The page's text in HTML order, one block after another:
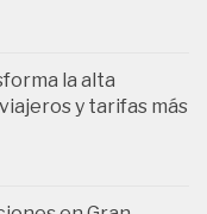
la alta
y tarifas más